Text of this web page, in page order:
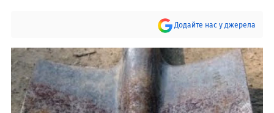
Додайте нас у джерела